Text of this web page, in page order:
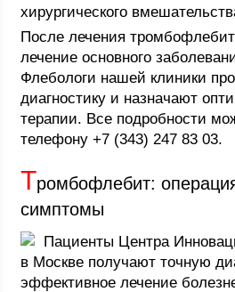
хирургического
После лечения
лечение основного
Флебологи нашей клиники
диагностику и назначают
терапии. Все подробности
телефону +7 (343) 247 83 03.
Тромбофлебит:
симптомы
Пациенты Центра
в Москве получают точную
эффективное лечение